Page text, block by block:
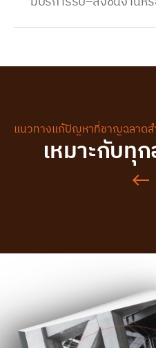
แนวทางแก้ปัญหาที่ชาญฉลาด
เหมาะกับทุ